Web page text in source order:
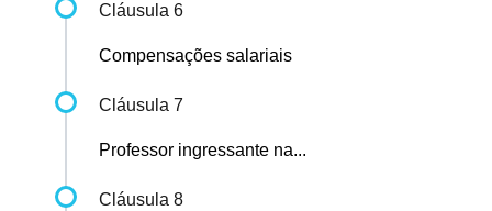
Cláusula 6
Compensações salariais
Cláusula 7
Professor ingressante na...
Cláusula 8